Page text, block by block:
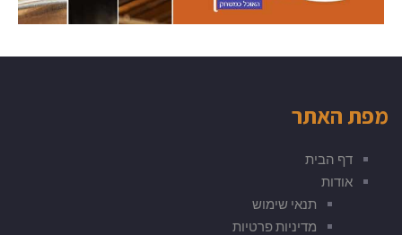
מפת האתר
דף הבית
אודות
תנאי שימוש
מדיניות פרטיות